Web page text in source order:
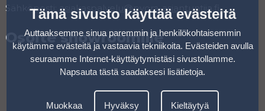
Sähköposti: asiakaspalvelu@pyora-asiantuntija.fi
Osoite showroomille
Tämä sivusto käyttää evästeitä
Auttaaksemme sinua paremmin ja henkilökohtaisemmin
käytämme evästeitä ja vastaavia tekniikoita. Evästeiden avulla
seuraamme Internet-käyttäytymistäsi sivustollamme.
Napsauta tästä saadaksesi lisätietoja.
Muokkaa Hyväksy Kieltäytyä